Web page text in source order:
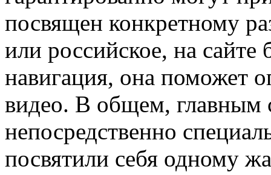
посвящен конкретному
или российское, на сайте
навигация, она поможет
видео. В общем, главным
непосредственно
посвятили себя одному